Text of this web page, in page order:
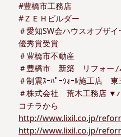
#豊橋市工務店
#ＺＥＨビルダー
＃愛知SW会ハウスオブザ
優秀賞受賞
＃豊橋市不動産
＃豊橋市 新築 リフォー
＃制震ｽｰﾊﾟｰｳｫｰﾙ施工店
＃株式会社 荒木工務店 ▼
コチラから
http://www.lixil.co.jp/
http://www.lixil.co.jp/